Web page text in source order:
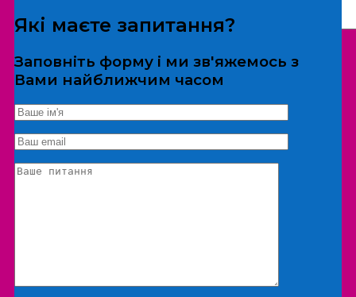
*Дані не передаються третім особам
Екскурсія/локація
Які маєте запитання?
Заповніть форму і ми зв'яжемось з
Вами найближчим часом